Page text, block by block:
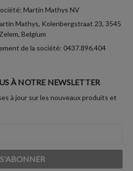
Martin Mathys NV
Mathys, Kolenbergstraat 23, 3545
Zelem, Belgium
de la société: 0437.896.404
À NOTRE NEWSLETTER
à jour sur les nouveaux produits et